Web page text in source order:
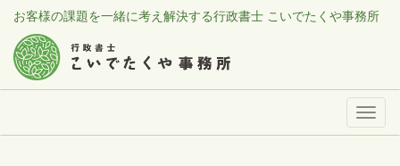
お客様の課題を一緒に考え解決する行政書士 こいでたくや事務所
メ